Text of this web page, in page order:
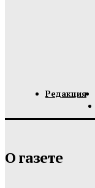
Редакция
О газете